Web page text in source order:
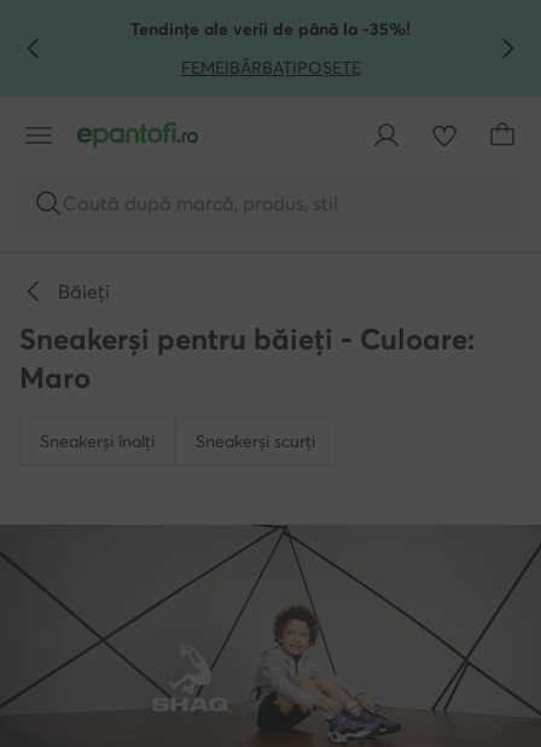
TRECI LA CONȚINUTUL PRINCIPAL
MERGI LA CĂUTARETendințe ale verii de până la -35%!
FEMEIBĂRBAȚIPOȘETE
Caută după marcă, produs, stil
Băieți
Sneakerși pentru băieți - Culoare:
Maro
Sneakerși înalți Sneakerși scurți